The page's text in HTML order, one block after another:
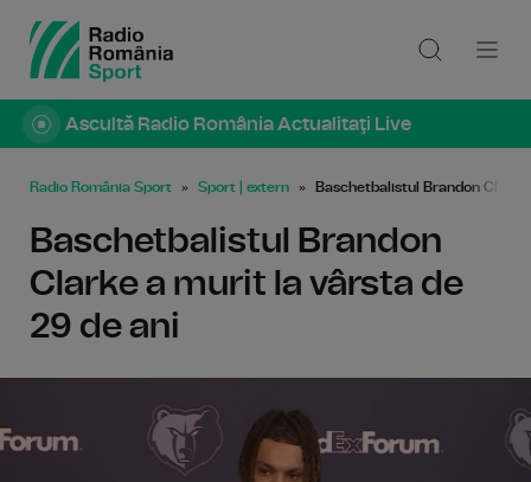
Ascultă Radio România Actualitaţi Live
Radio România Sport Sport | extern Baschetbalistul Brandon
Baschetbalistul Brandon
Clarke a murit la vârsta de
29 de ani